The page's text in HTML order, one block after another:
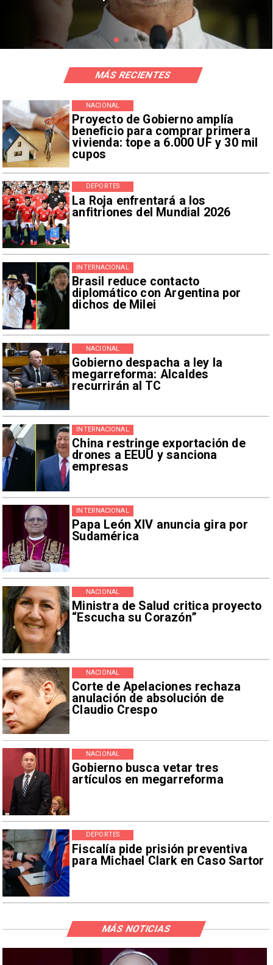
riesgos sísmicos
Proyecto de Gobierno amplía
beneficio para comprar primera
vivienda: tope a 6.000 UF y 30 mil
cupos
NACIONAL
La Roja enfrentará a los
anfitriones del Mundial 2026
DEPORTES
Brasil reduce contacto
diplomático con Argentina por
dichos de Milei
INTERNACIONAL
Gobierno despacha a ley la
megarreforma: Alcaldes
recurrirán al TC
NACIONAL
China restringe exportación de
drones a EEUU y sanciona
empresas
INTERNACIONAL
Papa León XIV anuncia gira por
Sudamérica
INTERNACIONAL
Ministra de Salud critica proyecto
“Escucha su Corazón”
NACIONAL
Corte de Apelaciones rechaza
anulación de absolución de
Claudio Crespo
NACIONAL
Gobierno busca vetar tres
artículos en megarreforma
NACIONAL
Fiscalía pide prisión preventiva
para Michael Clark en Caso Sartor
DEPORTES
MÁS RECIENTES
MÁS NOTICIAS